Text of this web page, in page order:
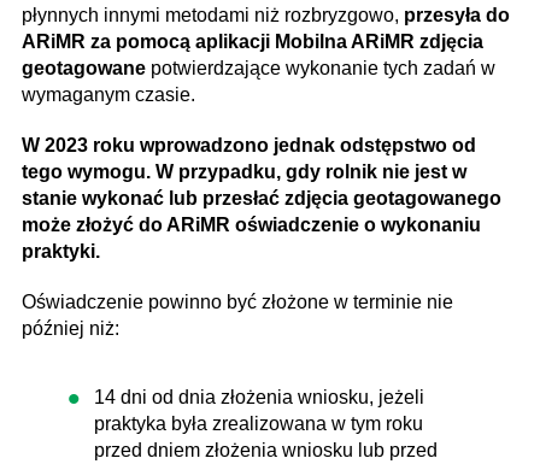
płynnych innymi metodami niż rozbryzgowo, przesyła do
ARiMR za pomocą aplikacji Mobilna ARiMR zdjęcia
geotagowane potwierdzające wykonanie tych zadań w
wymaganym czasie.
W 2023 roku wprowadzono jednak odstępstwo od
tego wymogu. W przypadku, gdy rolnik nie jest w
stanie wykonać lub przesłać zdjęcia geotagowanego
może złożyć do ARiMR oświadczenie o wykonaniu
praktyki.
Oświadczenie powinno być złożone w terminie nie
później niż:
14 dni od dnia złożenia wniosku, jeżeli
praktyka była zrealizowana w tym roku
przed dniem złożenia wniosku lub przed